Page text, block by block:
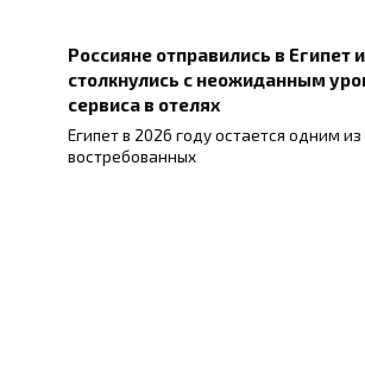
Россияне отправились в Египет и
столкнулись с неожиданным
сервиса в отелях
Египет в 2026 году остается одним
востребованных